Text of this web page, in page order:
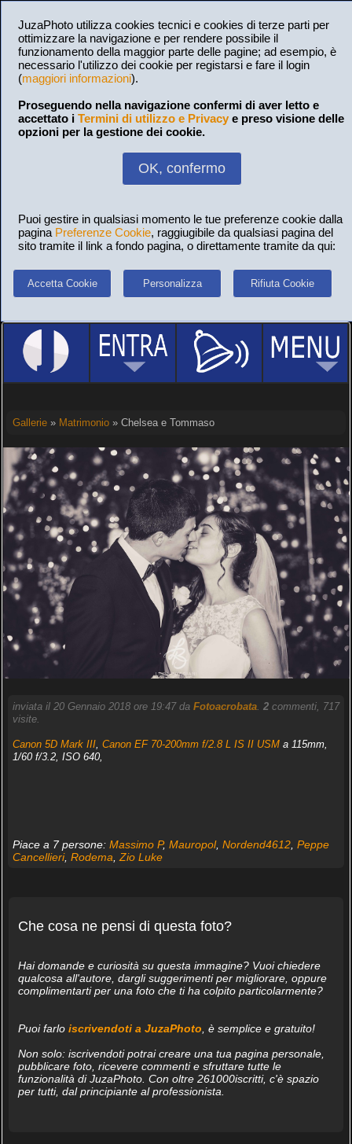
JuzaPhoto utilizza cookies tecnici e cookies di terze parti per
ottimizzare la navigazione e per rendere possibile il
funzionamento della maggior parte delle pagine; ad esempio, è
necessario l'utilizzo dei cookie per registarsi e fare il login
(maggiori informazioni).
Proseguendo nella navigazione confermi di aver letto e
accettato i Termini di utilizzo e Privacy e preso visione delle
opzioni per la gestione dei cookie.
OK, confermo
Puoi gestire in qualsiasi momento le tue preferenze cookie dalla
pagina Preferenze Cookie, raggiugibile da qualsiasi pagina del
sito tramite il link a fondo pagina, o direttamente tramite da qui:
Accetta Cookie Personalizza Rifiuta Cookie
Gallerie» Matrimonio» Chelsea e Tommaso
inviata il 20 Gennaio 2018 ore 19:47 da Fotoacrobata. 2commenti, 717
visite.
Canon 5D Mark III, Canon EF 70-200mm f/2.8 L IS II USMa 115mm,
1/60 f/3.2, ISO 640,
Piace a 7 persone: Massimo P, Mauropol, Nordend4612, Peppe
Cancellieri, Rodema Zio Luke
Che cosa ne pensi di questa foto?
Hai domande e curiosità su questa immagine? Vuoi chiedere
qualcosa all'autore, dargli suggerimenti per migliorare, oppure
complimentarti per una foto che ti ha colpito particolarmente?
Puoi farlo iscrivendoti a JuzaPhoto , è semplice e gratuito!
Non solo: iscrivendoti potrai creare una tua pagina personale,
pubblicare foto, ricevere commenti e sfruttare tutte le
funzionalità di JuzaPhoto. Con oltre 261000iscritti, c'è spazio
per tutti, dal principiante al professionista.